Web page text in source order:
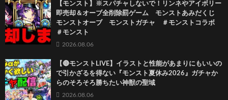
【モンスト】※スパチャしないで！リンネやアイボリー
即売却＆オーブ全削除罰ゲーム モンストあみだくじ
モンストオーブ モンストガチャ ＃モンストコラボ
＃モンスト
2026.08.06
【🔴モンストLIVE】イラストと性能があまりにもいいの
で引かざるを得ない『モンスト夏休み2026』ガチャか
らのそろそろ勝ちたい神獣の聖域
2026.08.06